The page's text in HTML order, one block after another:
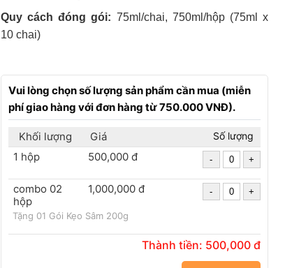
Quy cách đóng gói: 75ml/chai, 750ml/hộp (75ml x
10 chai)
Vui lòng chọn số lượng sản phẩm cần mua (miễn
phí giao hàng với đơn hàng từ 750.000 VNĐ).
Khối lượng Giá Số lượng
1 hộp 500,000 đ
combo 02
hộp
1,000,000 đ
Tặng 01 Gói Kẹo Sâm 200g
Thành tiền: 500,000đ